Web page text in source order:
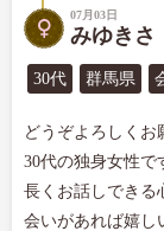
07月03日
みゆきさ
30代 群馬県
どうぞよろしくお
30代の独身女性で
長くお話しできる
会いがあれば嬉し